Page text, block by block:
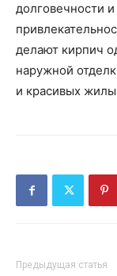
долговечности
делают кирпич
наружной
и красивых
Предыдущая статья